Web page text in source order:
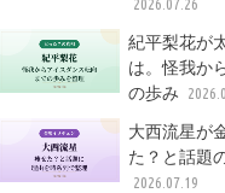
2026.07.26
紀平梨花が
は。怪我か
の歩み
大西流星が
た？と話題
2026.07.19